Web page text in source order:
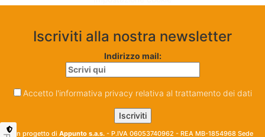
Iscriviti alla nostra newsletter
Indirizzo mail:
Accetto l'informativa privacy relativa al trattamento dei dati
Un progetto di Appunto s.a.s. - P.IVA 06053740962 - REA MB-1854968 Sede